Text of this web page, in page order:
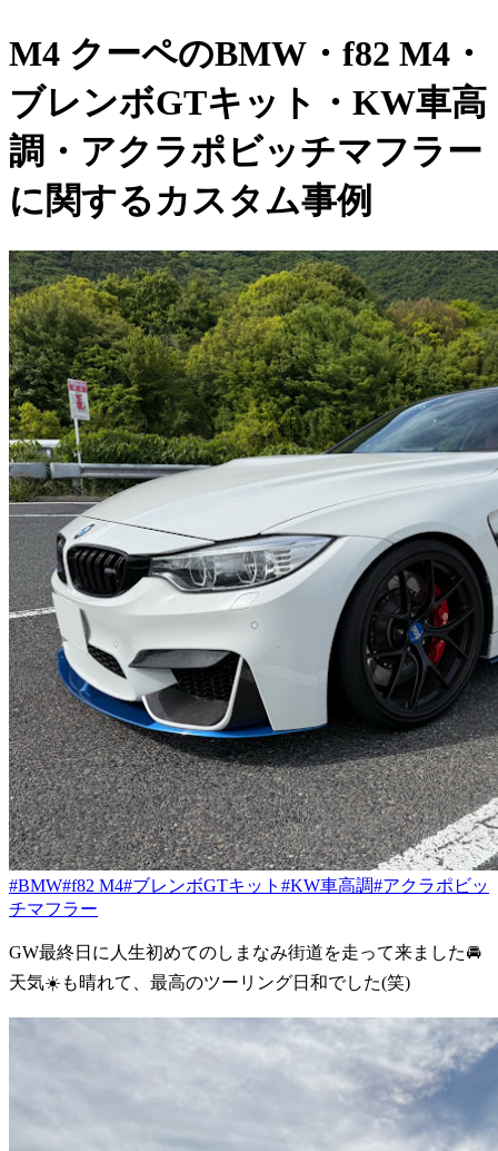
M4 クーペのBMW・f82 M4・
ブレンボGTキット・KW車高
調・アクラポビッチマフラー
に関するカスタム事例
#BMW#f82 M4#ブレンボGTキット #KW車高調#アクラポビッ
チマフラー
GW最終日に人生初めてのしまなみ街道を走って来ました🚘
天気☀️も晴れて、最高のツーリング日和でした(笑)